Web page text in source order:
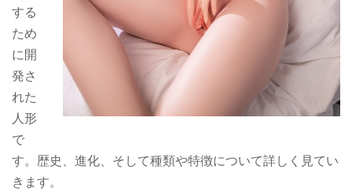
する
ため
に開
発さ
れた
人形
で
す。歴史、進化、そして種類や特徴について詳しく見てい
きます。